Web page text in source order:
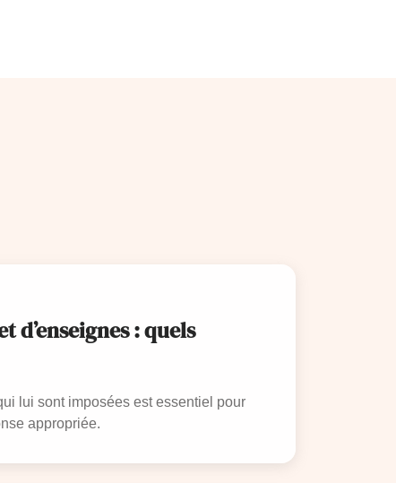
: quels
lui sont imposées est essentiel pour
appropriée.